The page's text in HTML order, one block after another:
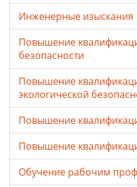
Инженерные изыскания
Повышение
безопасности
Повышение
экологической
Повышение
Повышение
Обучение рабочим